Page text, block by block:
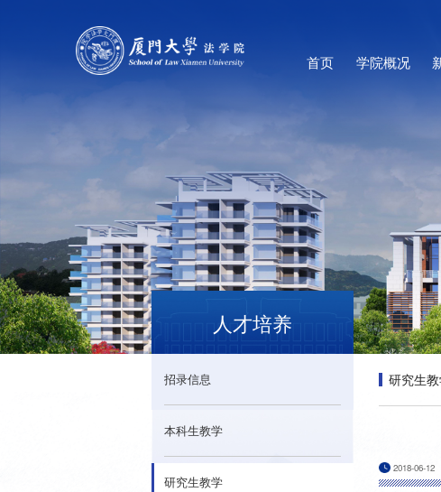
首页 学院概况
人才培养
招录信息
本科生教学
研究生教学
研究生
2018-06-12